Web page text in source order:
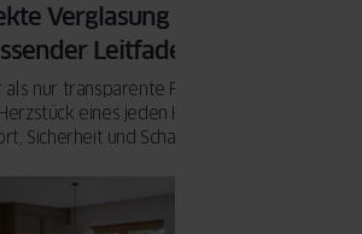
Verglasung für Ihr Zuhause
Leitfaden
nur transparente Flächen in unseren
eines jeden Hauses, wenn es um
Sicherheit und Schallschutz geht. Die
einem energieverschwendenden Gebäude